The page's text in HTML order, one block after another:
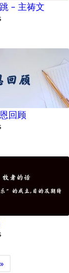
– 主祷文
回顾
»